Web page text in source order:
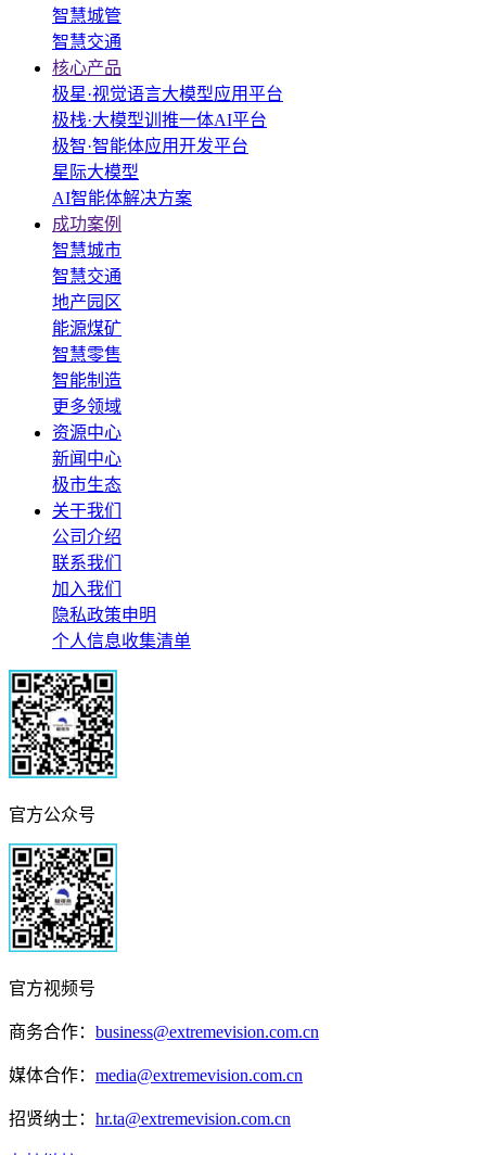
智慧城管
智慧交通
核心产品
极星·视觉语言大模型应用平台
极栈·大模型训推一体AI平台
极智·智能体应用开发平台
星际大模型
AI智能体解决方案
成功案例
智慧城市
智慧交通
地产园区
能源煤矿
智慧零售
智能制造
更多领域
资源中心
新闻中心
极市生态
关于我们
公司介绍
联系我们
加入我们
隐私政策申明
个人信息收集清单
官方公众号
官方视频号
商务合作： business@extremevision.com.cn
媒体合作： media@extremevision.com.cn
招贤纳士： hr.ta@extremevision.com.cn